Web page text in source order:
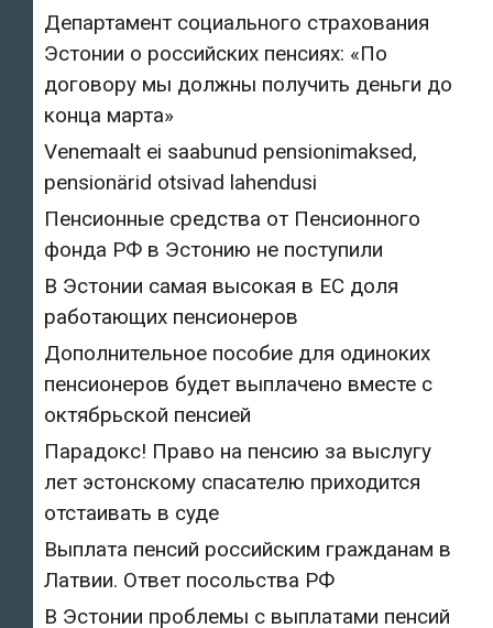
Департамент социального страхования
Эстонии о российских пенсиях: «По
договору мы должны получить деньги до
конца марта»
Venemaalt ei saabunud pensionimaksed,
pensionärid otsivad lahendusi
Пенсионные средства от Пенсионного
фонда РФ в Эстонию не поступили
В Эстонии самая высокая в ЕС доля
работающих пенсионеров
Дополнительное пособие для одиноких
пенсионеров будет выплачено вместе с
октябрьской пенсией
Парадокс! Право на пенсию за выслугу
лет эстонскому спасателю приходится
отстаивать в суде
Выплата пенсий российским гражданам в
Латвии. Ответ посольства РФ
В Эстонии проблемы с выплатами пенсий